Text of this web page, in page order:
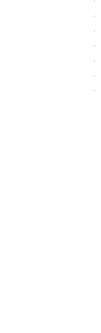
・
・
・
・
・
・